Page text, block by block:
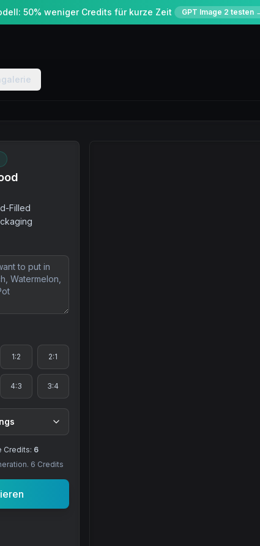
50% weniger Credits für kurze Zeit GPT Image 2 testen
Filled
1:2 2:1
4:3 3:4
Credits: 6
6 Credits